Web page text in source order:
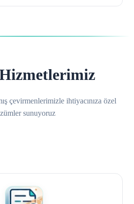
çevirmenlerimizle ihtiyacınıza özel
sunuyoruz